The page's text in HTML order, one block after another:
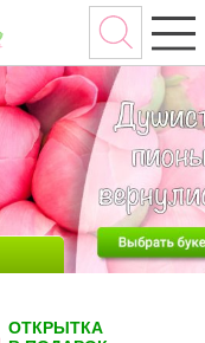
ОТКРЫТКА